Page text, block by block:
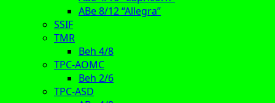
ABe 8/12 “Allegra”
SSIF
TMR
Beh 4/8
TPC-AOMC
Beh 2/6
TPC-ASD